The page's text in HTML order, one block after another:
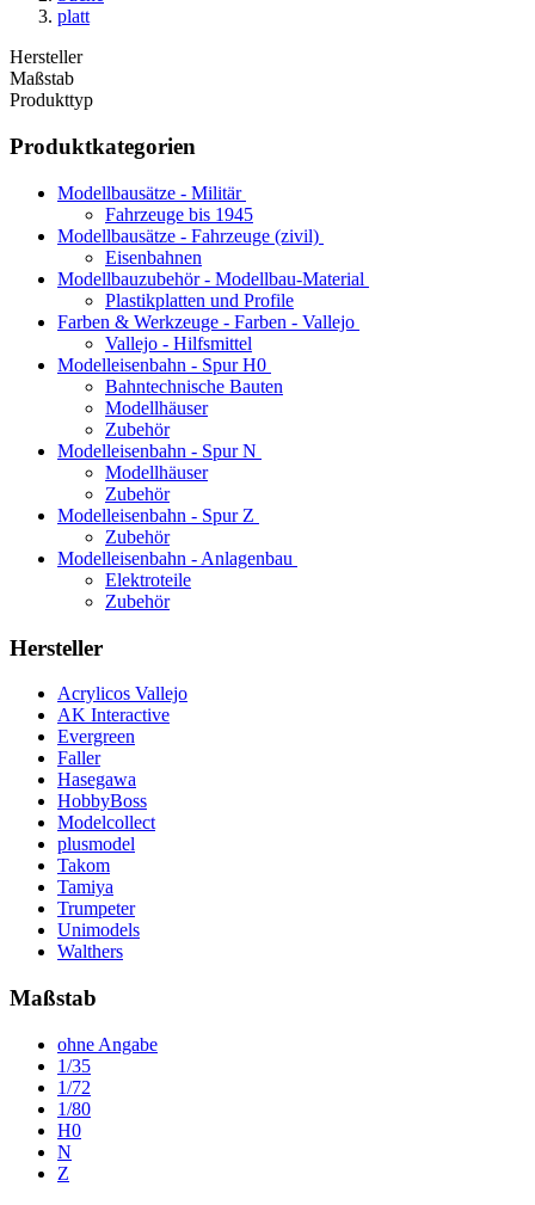
platt
Hersteller
Maßstab
Produkttyp
Produktkategorien
Modellbausätze - Militär
Fahrzeuge bis 1945
Modellbausätze - Fahrzeuge (zivil)
Eisenbahnen
Modellbauzubehör - Modellbau-Material
Plastikplatten und Profile
Farben & Werkzeuge - Farben - Vallejo
Vallejo - Hilfsmittel
Modelleisenbahn - Spur H0
Bahntechnische Bauten
Modellhäuser
Zubehör
Modelleisenbahn - Spur N
Modellhäuser
Zubehör
Modelleisenbahn - Spur Z
Zubehör
Modelleisenbahn - Anlagenbau
Elektroteile
Zubehör
Hersteller
Acrylicos Vallejo
AK Interactive
Evergreen
Faller
Hasegawa
HobbyBoss
Modelcollect
plusmodel
Takom
Tamiya
Trumpeter
Unimodels
Walthers
Maßstab
ohne Angabe
1/35
1/72
1/80
H0
N
Z